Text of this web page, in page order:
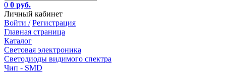
0 0 руб.
Личный кабинет
Войти / Регистрация
Главная страница
Каталог
Световая электроника
Светодиоды видимого спектра
Чип - SMD